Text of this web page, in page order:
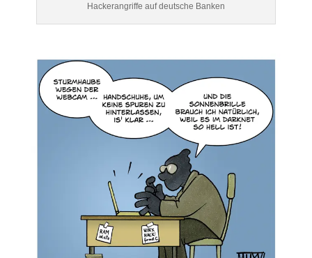
Hackerangriffe auf deutsche Banken